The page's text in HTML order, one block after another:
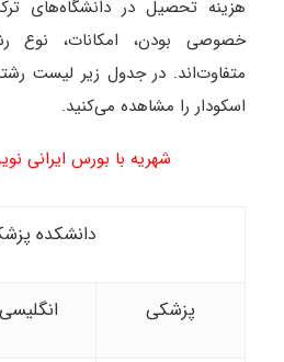
هزینه تحصیل در دانشگاه‌های
خصوصی بودن، امکانات، نوع
متفاوت‌اند. در جدول زیر لیست
اسکودار را مشاهده می‌کنید.
شهریه با بورس ایرانی نوین 2026-
دانشکده
پزشکی انگلیسی